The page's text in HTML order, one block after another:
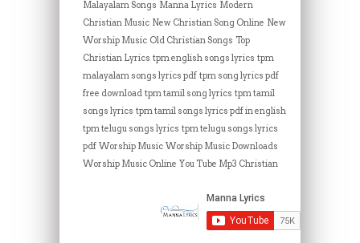
Malayalam Songs Manna Lyrics Modern
Christian Music New Christian Song Online New
Worship Music Old Christian Songs Top
Christian Lyrics tpm english songs lyrics tpm
malayalam songs lyrics pdf tpm song lyrics pdf
free download tpm tamil song lyrics tpm tamil
songs lyrics tpm tamil songs lyrics pdf in english
tpm telugu songs lyrics tpm telugu songs lyrics
pdf Worship Music Worship Music Downloads
Worship Music Online You Tube Mp3 Christian